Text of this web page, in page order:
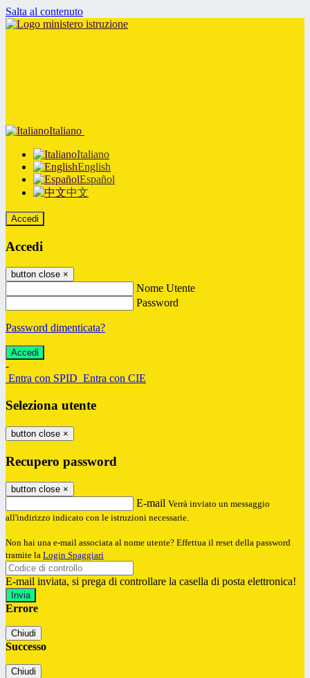
Salta al contenuto
Italiano
Italiano
English
Español
中文
Accedi
Accedi
button close ×
Nome Utente
Password
Password dimenticata?
-
Entra con SPID Entra con CIE
Seleziona utente
button close ×
Recupero password
button close ×
E-mail Verrà inviato un messaggio
all'indirizzo indicato con le istruzioni necessarie.
Non hai una e-mail associata al nome utente? Effettua il reset della password
tramite la Login Spaggiari
E-mail inviata, si prega di controllare la casella di posta elettronica!
Errore
Chiudi
Successo
Chiudi